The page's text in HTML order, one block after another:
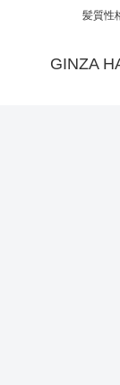
髪質性
GINZA